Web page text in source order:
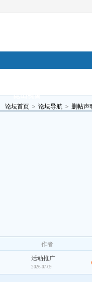
昆山视窗
论坛首页 > 论坛导航 > 删帖声
作者
活动推广
2026-07-09